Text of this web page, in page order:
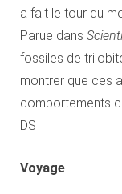
a fait le tour du
Parue dans
fossiles de
montrer que ces
comportements
DS
Voyage